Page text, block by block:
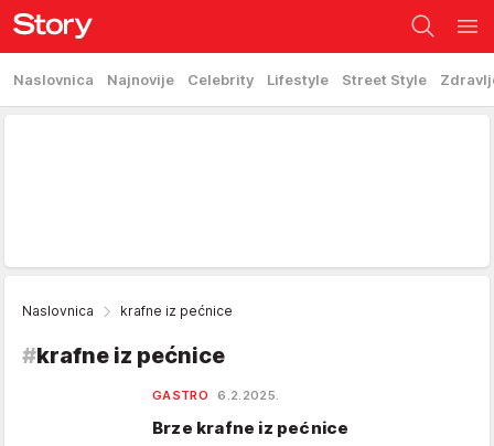
Naslovnica Najnovije Celebrity Lifestyle Street Style
Naslovnica krafne iz pećnice
#krafne iz pećnice
GASTRO 6.2.2025.
Brze krafne iz pećnice